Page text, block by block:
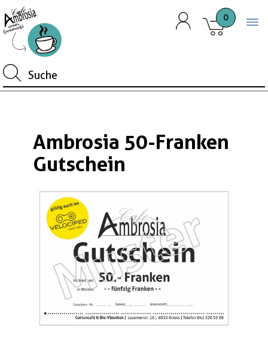
0
Ambrosia 50-Franken
Gutschein